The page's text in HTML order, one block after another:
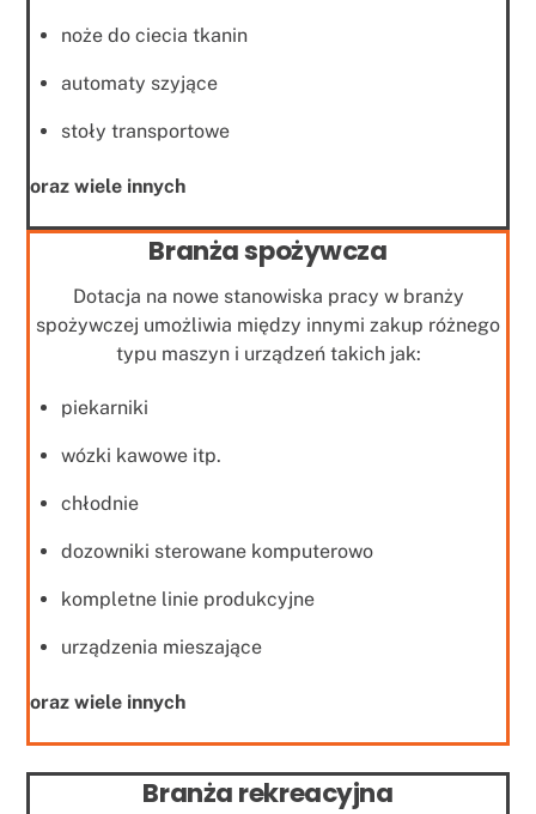
noże do ciecia tkanin
automaty szyjące
stoły transportowe
oraz wiele innych
Branża spożywcza
Dotacja na nowe stanowiska pracy w branży
spożywczej umożliwia między innymi zakup różnego
typu maszyn i urządzeń takich jak:
piekarniki
wózki kawowe itp.
chłodnie
dozowniki sterowane komputerowo
kompletne linie produkcyjne
urządzenia mieszające
oraz wiele innych
Branża rekreacyjna